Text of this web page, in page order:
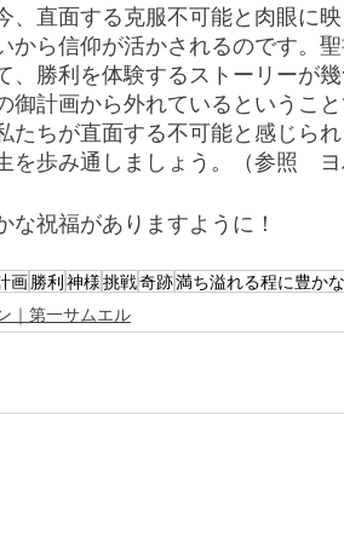
、直面する克服不可能と肉眼に
から信仰が活かされるのです。
、勝利を体験するストーリーが
御計画から外れているというこ
たちが直面する不可能と感じら
を歩み通しましょう。（参照　ヨ
な祝福がありますように！
画勝利神様挑戦奇跡満ち溢れる程に豊か
｜第一サムエル